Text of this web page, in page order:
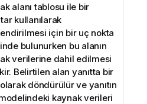
alanı tablosu ile bir
kullanılarak
için bir uç nokta
bulunurken bu alanın
verilerine dahil edilmesi
Belirtilen alan yanıtta bir
döndürülür ve yanıtın
kaynak verileri